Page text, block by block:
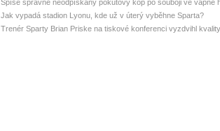
Spíše správně neodpískaný pokutový kop po souboji ve vápně
Jak vypadá stadion Lyonu, kde už v úterý vyběhne Sparta?
Trenér Sparty Brian Priske na tiskové konferenci vyzdvihl